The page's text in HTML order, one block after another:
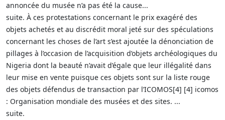
annoncée du musée n’a pas été la cause...
suite. À ces protestations concernant le prix exagéré des
objets achetés et au discrédit moral jeté sur des spéculations
concernant les choses de l’art s’est ajoutée la dénonciation de
pillages à l’occasion de l’acquisition d’objets archéologiques du
Nigeria dont la beauté n’avait d’égale que leur illégalité dans
leur mise en vente puisque ces objets sont sur la liste rouge
des objets défendus de transaction par l’ICOMOS[4] [4] icomos
: Organisation mondiale des musées et des sites. ...
suite.